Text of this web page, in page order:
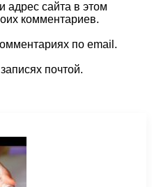
адрес сайта в этом
комментариев.
по email.
почтой.